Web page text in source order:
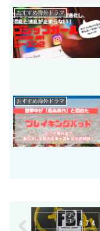
おすすめ海外ドラマ
おすすめ海外ドラマ